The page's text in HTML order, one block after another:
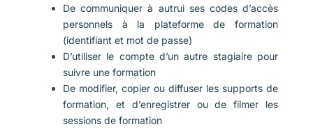
De communiquer à autrui ses codes d’accès
personnels à la plateforme de formation
(identifiant et mot de passe)
D’utiliser le compte d’un autre stagiaire pour
suivre une formation
De modifier, copier ou diffuser les supports de
formation, et d’enregistrer ou de filmer les
sessions de formation